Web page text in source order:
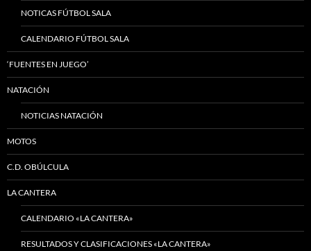
NOTICAS FÚTBOL SALA
CALENDARIO FÚTBOL SALA
‘FUENTES EN JUEGO’
NATACIÓN
NOTICIAS NATACIÓN
MOTOS
C.D. OBÚLCULA
LA CANTERA
CALENDARIO «LA CANTERA»
RESULTADOS Y CLASIFICACIONES «LA CANTERA»